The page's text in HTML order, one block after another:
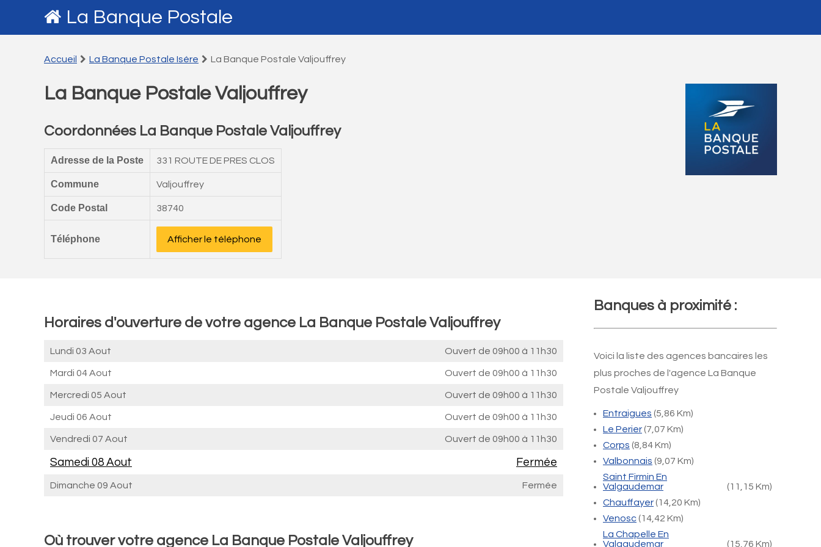
La Banque Postale
Accueil La Banque Postale Isére La Banque Postale Valjouffrey
La Banque Postale Valjouffrey
Coordonnées La Banque Postale Valjouffrey
Adresse de la Poste 331 ROUTE DE PRES CLOS
Commune Valjouffrey
Code Postal 38740
Téléphone Afficher le téléphone
Horaires d'ouverture de votre agence La Banque Postale Valjouffrey
Lundi 03 Aout Ouvert de 09h00 à 11h30
Mardi 04 Aout Ouvert de 09h00 à 11h30
Mercredi 05 Aout Ouvert de 09h00 à 11h30
Jeudi 06 Aout Ouvert de 09h00 à 11h30
Vendredi 07 Aout Ouvert de 09h00 à 11h30
Samedi 08 Aout Fermée
Dimanche 09 Aout Fermée
Où trouver votre agence La Banque Postale Valjouffrey
Banques à proximité :
Voici la liste des agences bancaires les
plus proches de l'agence La Banque
Postale Valjouffrey
Entraigues (5,86 Km)
Le Perier(7,07 Km)
Corps (8,84 Km)
Valbonnais (9,07 Km)
Saint Firmin En
Valgaudemar
(11,15 Km)
Chauffayer(14,20 Km)
Venosc(14,42 Km)
La Chapelle En
Valgaudemar
(15,76 Km)